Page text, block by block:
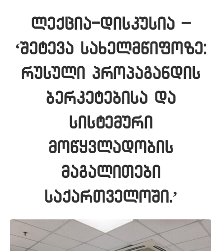
ლექცია-დისკუსია –
‘შეტევა სახელმწიფოზე:
რუსული პროპაგანდის
ბერკეტებისა და
სისტემური
მოწყვლადობის
მაგალითები
საქართველოში.’